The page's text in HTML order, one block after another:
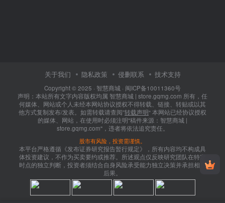
关于我们 隐私政策 侵删联系 技术支持
Copyright © 2025 · 智慧商城 · 闽ICP备10011360号
声明：本站所有文字内容版权均属 智慧商城 | store.gqmg.com 所有，任
何媒体、网站或个人未经本网站协议授权不得转载、链接、转贴或以其
他方式复制发布/发表。如需转载请查阅”转载声明“ 本网站已经协议授权
的媒体、网站，在使用时必须注明"稿件来源：智慧商城 |
store.gqmg.com"，违者将依法追究责任。
股市有风险，投资需谨慎。
本平台严格遵循《发布证券研究报告暂行规定》，所有内容均不构成具
体投资建议，不作为买卖要约或推荐。所述观点仅反映研究团队在特定
时点的独立判断，投资者须结合自身风险承受能力独立决策并承担相应
后果。